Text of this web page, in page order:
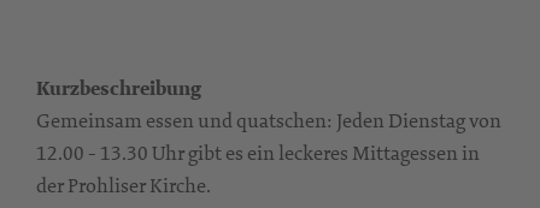
Kurzbeschreibung
Gemeinsam essen und quatschen: Jeden Dienstag von
12.00 - 13.30 Uhr gibt es ein leckeres Mittagessen in
der Prohliser Kirche.